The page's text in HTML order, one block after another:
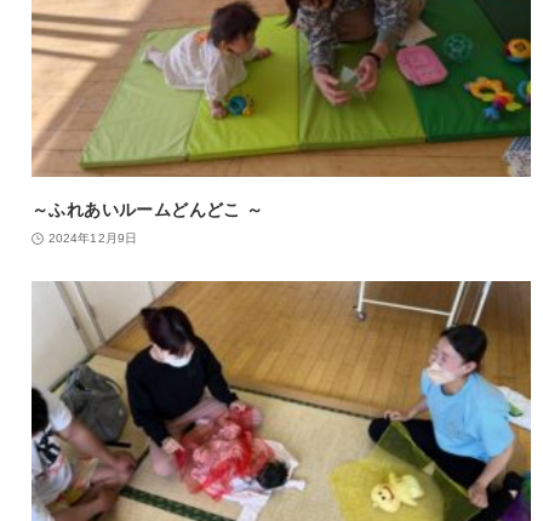
～ふれあいルームどんどこ ～
2024年12月9日